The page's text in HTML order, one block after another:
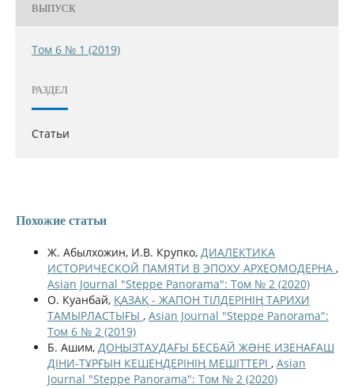
ВЫПУСК
Том 6 № 1 (2019)
РАЗДЕЛ
Статьи
Похожие статьи
Ж. Абылхожин, И.В. Крупко, ДИАЛЕКТИКА
ИСТОРИЧЕСКОЙ ПАМЯТИ В ЭПОХУ АРХЕОМОДЕРНА ,
Asian Journal "Steppe Panorama": Том № 2 (2020)
О. Куанбай, ҚАЗАҚ - ЖАПОН ТІЛДЕРІНІҢ ТАРИХИ
ТАМЫРЛАСТЫҒЫ , Asian Journal "Steppe Panorama":
Том 6 № 2 (2019)
Б. Ашим, ДОҢЫЗТАУДАҒЫ БЕСБАЙ ЖƏНЕ ИЗЕНАҒАШ
ДІНИ-ТҰРҒЫН КЕШЕНДЕРІНІҢ МЕШІТТЕРІ , Asian
Journal "Steppe Panorama": Том № 2 (2020)